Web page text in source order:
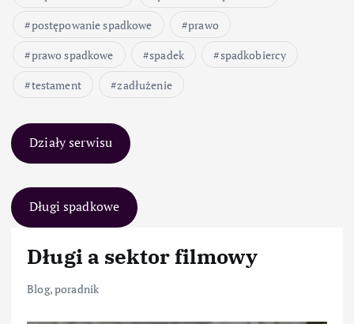
postępowanie spadkowe
prawo
prawo spadkowe
spadek
spadkobiercy
testament
zadłużenie
Działy serwisu
Długi spadkowe
Długi a sektor filmowy
Blog,poradnik